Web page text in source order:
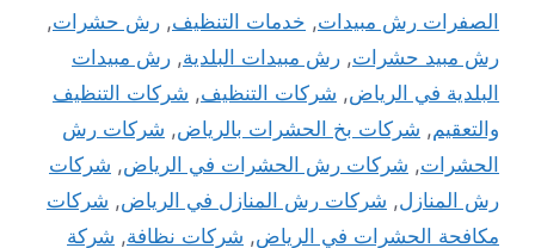
الصفرات رش مبيدات, خدمات التنظيف, رش حشرات,
رش مبيد حشرات, رش مبيدات البلدية, رش مبيدات
البلدية في الرياض, شركات التنظيف, شركات التنظيف
والتعقيم, شركات بخ الحشرات بالرياض, شركات رش
الحشرات, شركات رش الحشرات في الرياض, شركات
رش المنازل, شركات رش المنازل في الرياض, شركات
مكافحة الحشرات في الرياض, شركات نظافة, شركة